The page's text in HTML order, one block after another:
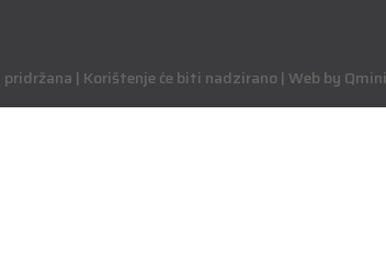
| Korištenje će biti nadzirano | Web by Qmini